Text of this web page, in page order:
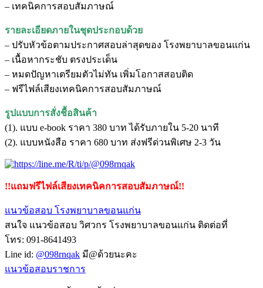
– เทคนิคการสอบสัมภาษณ์
รายละเอียดภายในชุดประกอบด้วย
– ปรับหัวข้อตามประกาศสอบล่าสุดของ โรงพยาบาลขอนแก่น
– เนื้อหากระชับ ตรงประเด็น
– หมดปัญหาเตรียมตัวไม่ทัน เพิ่มโอกาสสอบติด
– ฟรีไฟล์เสียงเทคนิคการสอบสัมภาษณ์
รูปแบบการสั่งชื้อสินค้า
(1). แบบ e-book ราคา 380 บาท ได้รับภายใน 5-20 นาที
(2). แบบหนังสือ ราคา 680 บาท ส่งฟรีด่วนพิเศษ 2-3 วัน
!!แถมฟรีไฟล์เสียงเทคนิคการสอบสัมภาษณ์!!
แนวข้อสอบ โรงพยาบาลขอนแก่น
สนใจ แนวข้อสอบ วิศวกร โรงพยาบาลขอนแก่น ติดต่อที่
โทร: 091-8641493
Line id: @098rnqak มี@ด้วยนะคะ
แนวข้อสอบราชการ